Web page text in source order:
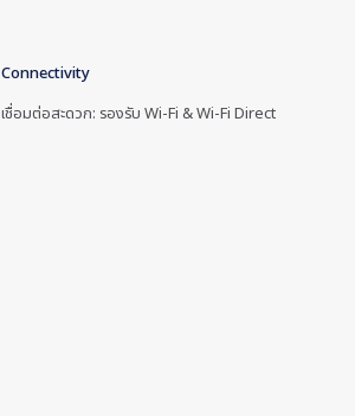
Connectivity
เชื่อมต่อสะดวก: รองรับ Wi-Fi & Wi-Fi Direct